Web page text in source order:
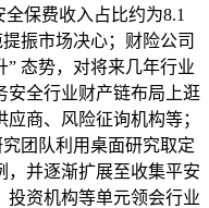
保费收入占比约为8.1
振市场决心；财险公司
” 态势，对将来几年行业
安全行业财产链布局上逛
商、风险征询机构等；
团队利用桌面研究取定
，并逐渐扩展至收集平安
投资机构等单元领会行业